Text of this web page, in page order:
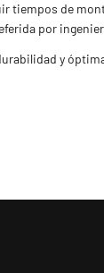
tiempos de
por
y